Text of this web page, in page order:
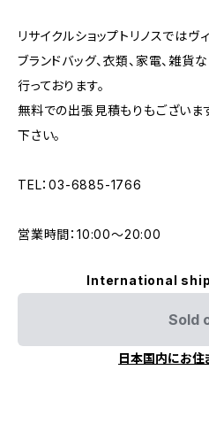
リサイクルショップトリノスではヴ
ブランドバッグ、衣類、家電、雑
行っております。
無料での出張見積もりもございま
下さい。
TEL：03-6885-1766
営業時間：10:00〜20:00
International
Sold
日本国内にお住